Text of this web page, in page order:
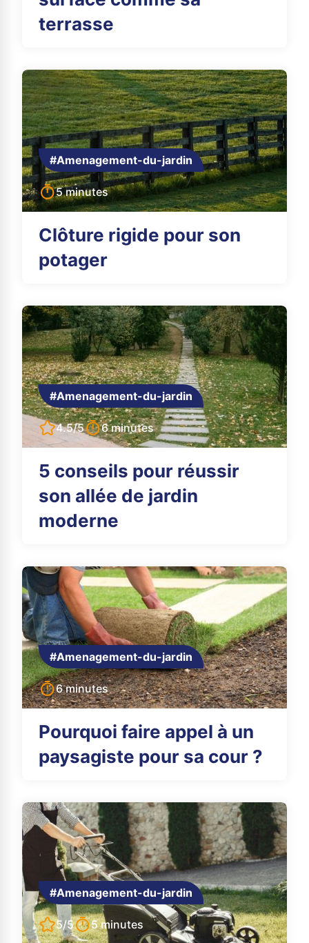
terrasse
#Amenagement-du-jardin
5 minutes
Clôture rigide pour son
potager
#Amenagement-du-jardin
4.5/5 6 minutes
5 conseils pour réussir
son allée de jardin
moderne
#Amenagement-du-jardin
6 minutes
Pourquoi faire appel à un
paysagiste pour sa cour ?
#Amenagement-du-jardin
5/5 5 minutes